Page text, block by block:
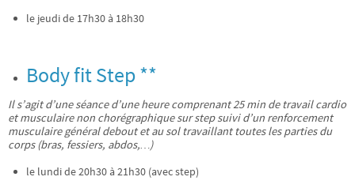
le jeudi de 17h30 à 18h30
Body fit Step **
Il s’agit d’une séance d’une heure comprenant 25 min de travail cardio
et musculaire non chorégraphique sur step suivi d’un renforcement
musculaire général debout et au sol travaillant toutes les parties du
corps (bras, fessiers, abdos,…)
le lundi de 20h30 à 21h30 (avec step)